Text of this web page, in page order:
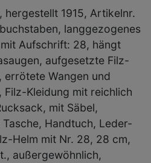
hergestellt 1915, Artikelnr.
langgezogenes
Aufschrift: 28, hängt
aufgesetzte Filz-
errötete Wangen und
Filz-Kleidung mit reichlich
mit Säbel,
Handtuch, Leder-
Helm mit Nr. 28, 28 cm,
außergewöhnlich,